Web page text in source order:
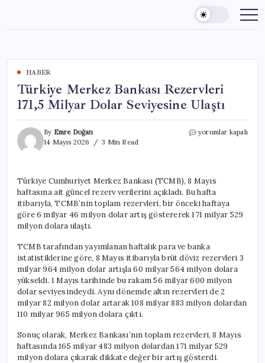
content
HABER
Türkiye Merkez Bankası Rezervleri
171,5 Milyar Dolar Seviyesine Ulaştı
By Emre Doğan
14 Mayıs 2026
3 Min Read
Türkiye
Milyar
Dolar
Seviyesine
Ulaştı
yorumlar kapalı
Türkiye Cumhuriyet Merkez Bankası (TCMB), 8 Mayıs
haftasına ait güncel rezerv verilerini açıkladı. Bu hafta
itibarıyla, TCMB’nin toplam rezervleri, bir önceki haftaya
göre 6 milyar 46 milyon dolar artış göstererek 171 milyar 529
milyon dolara ulaştı.
TCMB tarafından yayımlanan haftalık para ve banka
istatistiklerine göre, 8 Mayıs itibarıyla brüt döviz rezervleri 3
milyar 964 milyon dolar artışla 60 milyar 564 milyon dolara
yükseldi. 1 Mayıs tarihinde bu rakam 56 milyar 600 milyon
dolar seviyesindeydi. Aynı dönemde altın rezervleri de 2
milyar 82 milyon dolar artarak 108 milyar 883 milyon dolardan
110 milyar 965 milyon dolara çıktı.
Sonuç olarak, Merkez Bankası’nın toplam rezervleri, 8 Mayıs
haftasında 165 milyar 483 milyon dolardan 171 milyar 529
milyon dolara çıkarak dikkate değer bir artış gösterdi.